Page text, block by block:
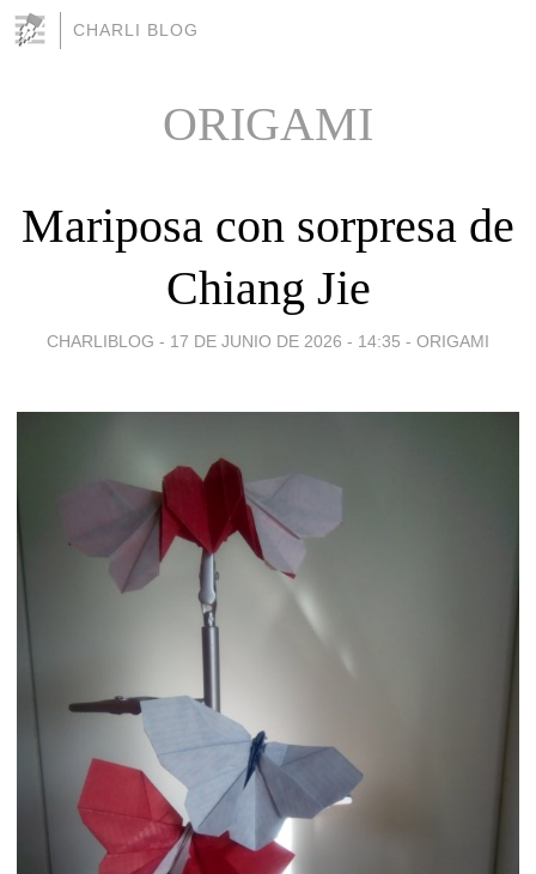
CHARLI BLOG
ORIGAMI
Mariposa con sorpresa de
Chiang Jie
CHARLIBLOG - 17 DE JUNIO DE 2026 - 14:35 - ORIGAMI